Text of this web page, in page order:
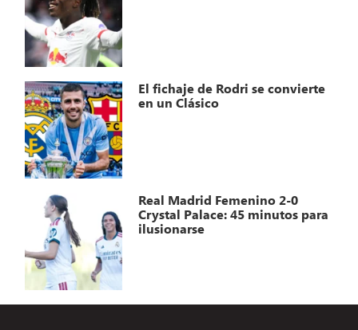
El fichaje de Rodri se convierte
en un Clásico
Real Madrid Femenino 2-0
Crystal Palace: 45 minutos para
ilusionarse